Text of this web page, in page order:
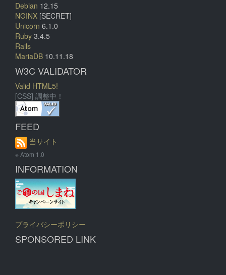
Debian 12.15
NGINX [SECRET]
Unicorn 6.1.0
Ruby 3.4.5
Rails
MariaDB 10.11.18
W3C VALIDATOR
Valid HTML5!
[CSS] 調整中！
FEED
当サイト
※ Atom 1.0
INFORMATION
プライバシーポリシー
SPONSORED LINK